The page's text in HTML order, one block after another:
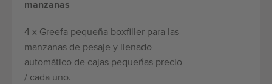
manzanas
4 x Greefa pequeña boxfiller para las
manzanas de pesaje y llenado
automático de cajas pequeñas precio
/ cada uno.